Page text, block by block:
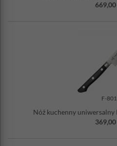
669,00
F-801
Nóż kuchenny
369,00